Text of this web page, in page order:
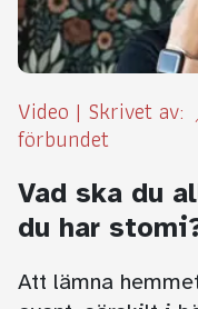
Video | Skrivet av:
förbundet
Vad ska du
du har
Att lämna